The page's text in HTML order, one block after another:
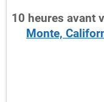
10 heures avant
Monte,